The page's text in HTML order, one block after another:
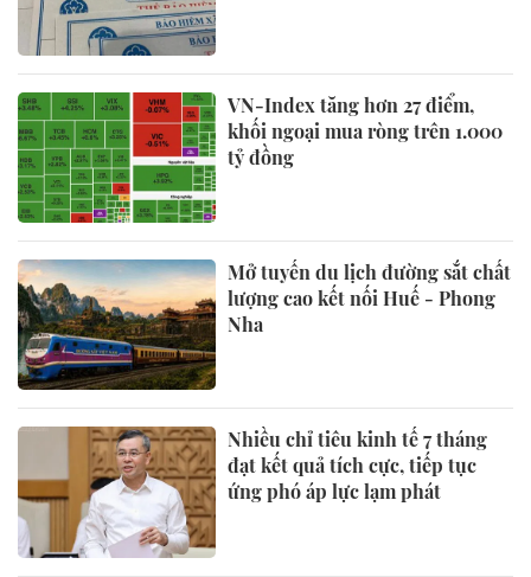
VN-Index tăng hơn 27 điểm,
khối ngoại mua ròng trên 1.000
tỷ đồng
Mở tuyến du lịch đường sắt chất
lượng cao kết nối Huế - Phong
Nha
Nhiều chỉ tiêu kinh tế 7 tháng
đạt kết quả tích cực, tiếp tục
ứng phó áp lực lạm phát